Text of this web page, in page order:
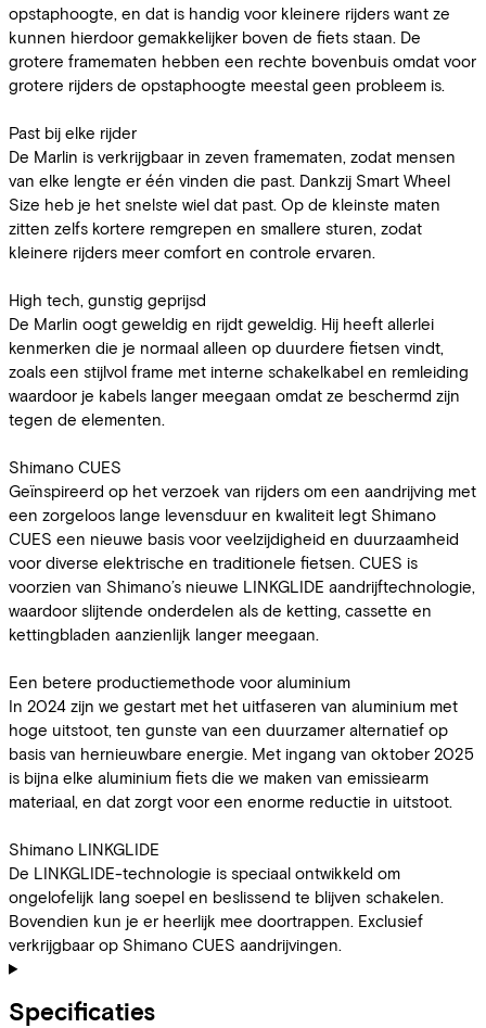
opstaphoogte, en dat is handig voor kleinere rijders want ze
kunnen hierdoor gemakkelijker boven de fiets staan. De
grotere framematen hebben een rechte bovenbuis omdat voor
grotere rijders de opstaphoogte meestal geen probleem is.
Past bij elke rijder
De Marlin is verkrijgbaar in zeven framematen, zodat mensen
van elke lengte er één vinden die past. Dankzij Smart Wheel
Size heb je het snelste wiel dat past. Op de kleinste maten
zitten zelfs kortere remgrepen en smallere sturen, zodat
kleinere rijders meer comfort en controle ervaren.
High tech, gunstig geprijsd
De Marlin oogt geweldig en rijdt geweldig. Hij heeft allerlei
kenmerken die je normaal alleen op duurdere fietsen vindt,
zoals een stijlvol frame met interne schakelkabel en remleiding
waardoor je kabels langer meegaan omdat ze beschermd zijn
tegen de elementen.
Shimano CUES
Geïnspireerd op het verzoek van rijders om een aandrijving met
een zorgeloos lange levensduur en kwaliteit legt Shimano
CUES een nieuwe basis voor veelzijdigheid en duurzaamheid
voor diverse elektrische en traditionele fietsen. CUES is
voorzien van Shimano’s nieuwe LINKGLIDE aandrijftechnologie,
waardoor slijtende onderdelen als de ketting, cassette en
kettingbladen aanzienlijk langer meegaan.
Een betere productiemethode voor aluminium
In 2024 zijn we gestart met het uitfaseren van aluminium met
hoge uitstoot, ten gunste van een duurzamer alternatief op
basis van hernieuwbare energie. Met ingang van oktober 2025
is bijna elke aluminium fiets die we maken van emissiearm
materiaal, en dat zorgt voor een enorme reductie in uitstoot.
Shimano LINKGLIDE
De LINKGLIDE-technologie is speciaal ontwikkeld om
ongelofelijk lang soepel en beslissend te blijven schakelen.
Bovendien kun je er heerlijk mee doortrappen. Exclusief
verkrijgbaar op Shimano CUES aandrijvingen.
Specificaties